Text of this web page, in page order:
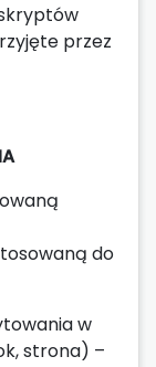
przez
do
w
strona) –